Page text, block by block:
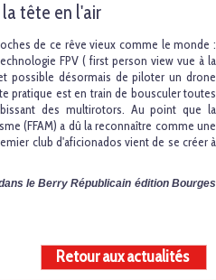
tête en l'air
de ce rêve vieux comme le monde :
FPV ( first person view vue à la
possible désormais de piloter un drone
pratique est en train de bousculer toutes
des multirotors. Au point que la
(FFAM) a dû la reconnaître comme une
club d'aficionados vient de se créer à
le Berry Républicain édition Bourges
Retour aux actualités